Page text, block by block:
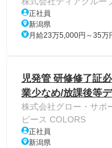
正社員
新潟県
月給23万5,000円～35万
児発管 研修修了証
業少なめ/放課後等
株式会社グロー・サポ
ピース COLORS
正社員
新潟県